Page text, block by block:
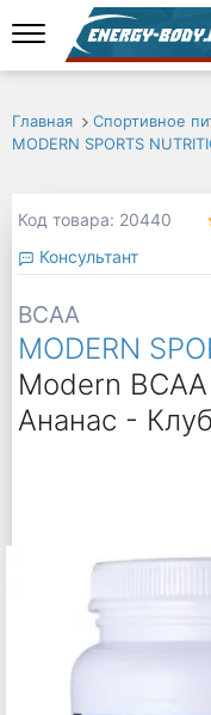
Главная Спортивное
MODERN SPORTS
Код товара: 20440
Консультант
BCAA
MODERN
Modern
Ананас -